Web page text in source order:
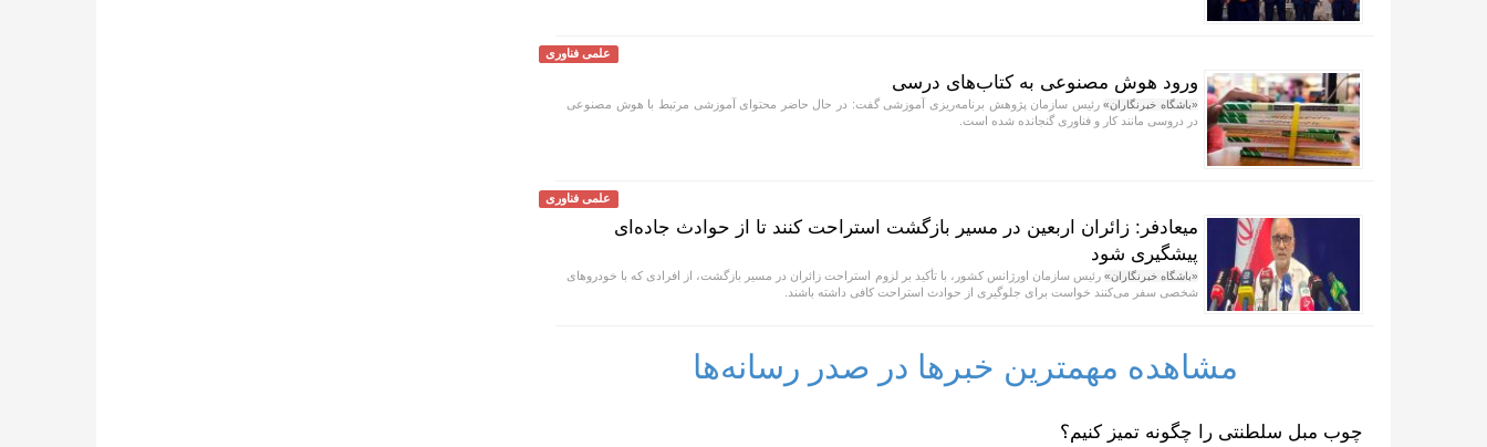
علمی فناوری
ورود هوش مصنوعی به کتاب‌های درسی
«باشگاه خبرنگاران»رئیس سازمان پژوهش برنامه‌ریزی آموزشی گفت: در حال حاضر محتوای آموزشی مرتبط با هوش مصنوعی
در دروسی مانند کار و فناوری گنجانده شده است.
علمی فناوری
میعادفر: زائران اربعین در مسیر بازگشت استراحت کنند تا از حوادث جاده‌ای
پیشگیری شود
«باشگاه خبرنگاران» رئیس سازمان اورژانس کشور، با تأکید بر لزوم استراحت زائران در مسیر بازگشت، از افرادی که با خودروهای
شخصی سفر می‌کنند خواست برای جلوگیری از حوادث استراحت کافی داشته باشند.
مشاهده مهمترین خبرها در صدر رسانه‌ها
چوب مبل سلطنتی را چگونه تمیز کنیم؟